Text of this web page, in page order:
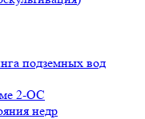
подземных вод
2-ОС
недр